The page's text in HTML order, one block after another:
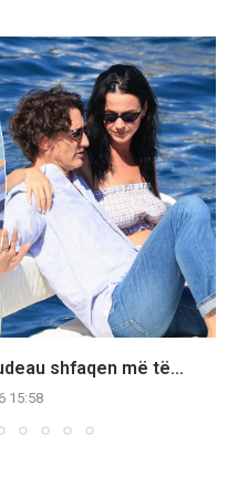
shfaqen më të...
15:58